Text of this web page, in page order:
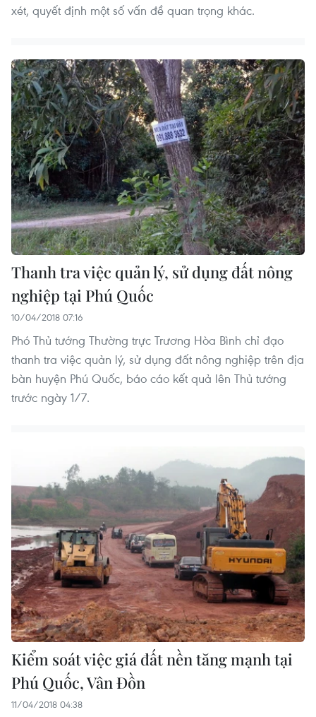
xét, quyết định một số vấn đề quan trọng khác.
Thanh tra việc quản lý, sử dụng đất nông
nghiệp tại Phú Quốc
10/04/2018 07:16
Phó Thủ tướng Thường trực Trương Hòa Bình chỉ đạo
thanh tra việc quản lý, sử dụng đất nông nghiệp trên địa
bàn huyện Phú Quốc, báo cáo kết quả lên Thủ tướng
trước ngày 1/7.
Kiểm soát việc giá đất nền tăng mạnh tại
Phú Quốc, Vân Đồn
11/04/2018 04:38